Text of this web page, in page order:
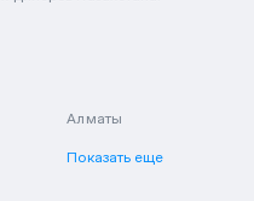
Алматы
Показать еще